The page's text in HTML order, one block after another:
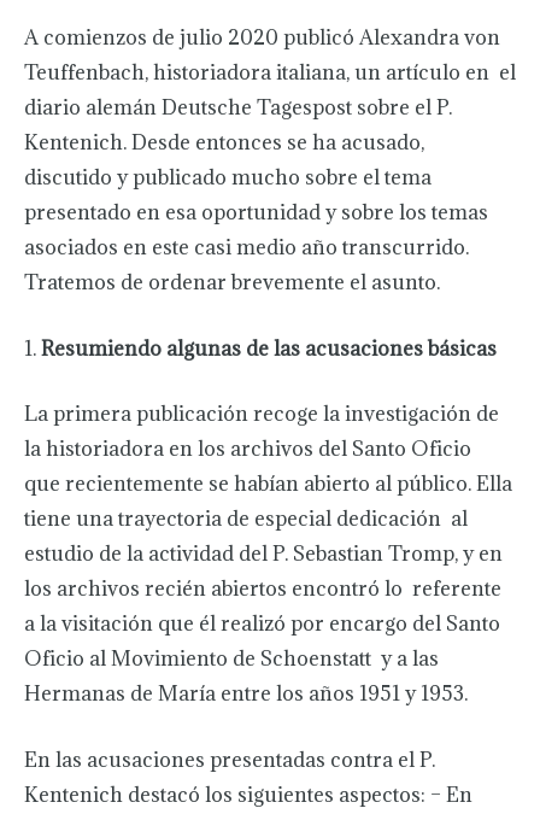
A comienzos de julio 2020 publicó Alexandra von
Teuffenbach, historiadora italiana, un artículo en el
diario alemán Deutsche Tagespost sobre el P.
Kentenich. Desde entonces se ha acusado,
discutido y publicado mucho sobre el tema
presentado en esa oportunidad y sobre los temas
asociados en este casi medio año transcurrido.
Tratemos de ordenar brevemente el asunto.
1.Resumiendo algunas de las acusaciones básicas
La primera publicación recoge la investigación de
la historiadora en los archivos del Santo Oficio
que recientemente se habían abierto al público. Ella
tiene una trayectoria de especial dedicación al
estudio de la actividad del P. Sebastian Tromp, y en
los archivos recién abiertos encontró lo referente
a la visitación que él realizó por encargo del Santo
Oficio al Movimiento de Schoenstatt y a las
Hermanas de María entre los años 1951 y 1953.
En las acusaciones presentadas contra el P.
Kentenich destacó los siguientes aspectos: – En